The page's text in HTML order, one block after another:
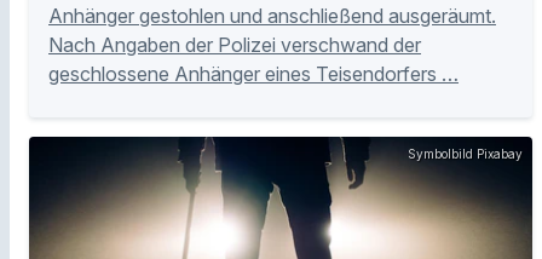
Anhänger gestohlen und anschließend ausgeräumt.
Nach Angaben der Polizei verschwand der
geschlossene Anhänger eines Teisendorfers …
Symbolbild Pixabay